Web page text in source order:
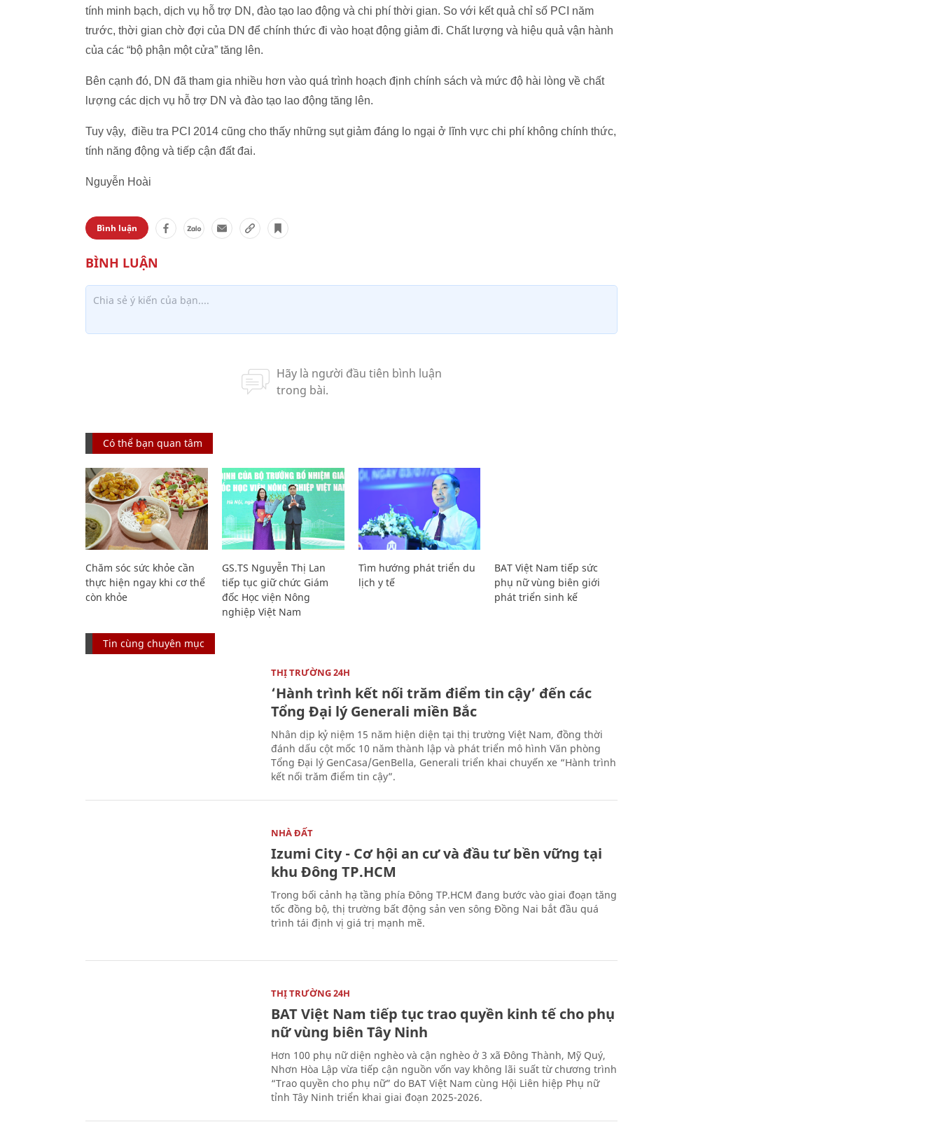
tính minh bạch, dịch vụ hỗ trợ DN, đào tạo lao động và chi phí thời gian. So với kết quả chỉ số PCI năm
trước, thời gian chờ đợi của DN để chính thức đi vào hoạt động giảm đi. Chất lượng và hiệu quả vận hành
của các “bộ phận một cửa” tăng lên.
Bên cạnh đó, DN đã tham gia nhiều hơn vào quá trình hoạch định chính sách và mức độ hài lòng về chất
lượng các dịch vụ hỗ trợ DN và đào tạo lao động tăng lên.
Tuy vậy, điều tra PCI 2014 cũng cho thấy những sụt giảm đáng lo ngại ở lĩnh vực chi phí không chính thức,
tính năng động và tiếp cận đất đai.
Nguyễn Hoài
Bình luận
Có thể bạn quan tâm
Chăm sóc sức khỏe cần
thực hiện ngay khi cơ thể
còn khỏe
GS.TS Nguyễn Thị Lan
tiếp tục giữ chức Giám
đốc Học viện Nông
nghiệp Việt Nam
Tìm hướng phát triển du
lịch y tế
BAT Việt Nam tiếp sức
phụ nữ vùng biên giới
phát triển sinh kế
Tin cùng chuyên mục
THỊ TRƯỜNG 24H
‘Hành trình kết nối trăm điểm tin cậy’ đến các
Tổng Đại lý Generali miền Bắc
Nhân dịp kỷ niệm 15 năm hiện diện tại thị trường Việt Nam, đồng thời
đánh dấu cột mốc 10 năm thành lập và phát triển mô hình Văn phòng
Tổng Đại lý GenCasa/GenBella, Generali triển khai chuyến xe “Hành trình
kết nối trăm điểm tin cậy”.
NHÀ ĐẤT
Izumi City - Cơ hội an cư và đầu tư bền vững tại
khu Đông TP.HCM
Trong bối cảnh hạ tầng phía Đông TP.HCM đang bước vào giai đoạn tăng
tốc đồng bộ, thị trường bất động sản ven sông Đồng Nai bắt đầu quá
trình tái định vị giá trị mạnh mẽ.
THỊ TRƯỜNG 24H
BAT Việt Nam tiếp tục trao quyền kinh tế cho phụ
nữ vùng biên Tây Ninh
Hơn 100 phụ nữ diện nghèo và cận nghèo ở 3 xã Đông Thành, Mỹ Quý,
Nhơn Hòa Lập vừa tiếp cận nguồn vốn vay không lãi suất từ chương trình
“Trao quyền cho phụ nữ” do BAT Việt Nam cùng Hội Liên hiệp Phụ nữ
tỉnh Tây Ninh triển khai giai đoạn 2025-2026.